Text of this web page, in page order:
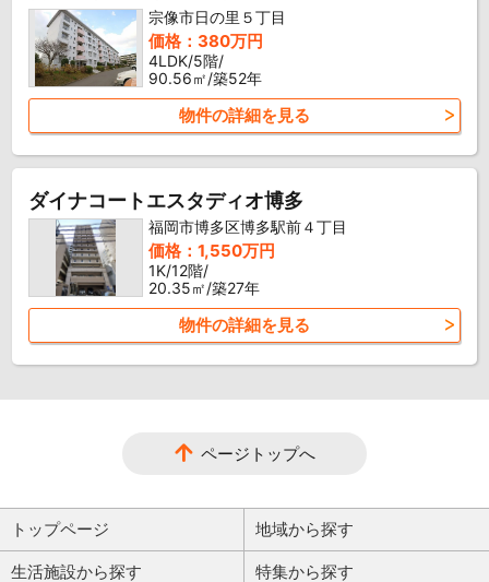
宗像市日の里５丁目
価格：380万円
4LDK/5階/
90.56㎡/築52年
物件の詳細を見る
ダイナコートエスタディオ博多
福岡市博多区博多駅前４丁目
価格：1,550万円
1K/12階/
20.35㎡/築27年
物件の詳細を見る
ページトップへ
トップページ 地域から探す
生活施設から探す 特集から探す